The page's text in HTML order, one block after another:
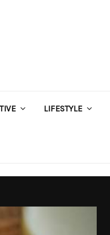
LIFESTYLE